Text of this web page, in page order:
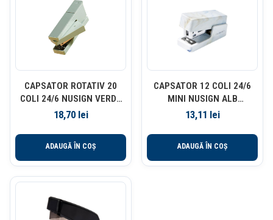
CAPSATOR ROTATIV 20
COLI 24/6 NUSIGN VERDE
DELI
18,70 lei
ADAUGĂ ÎN COȘ
CAPSATOR 12 COLI 24/6
MINI NUSIGN ALB
MARMORAT DELI
13,11 lei
ADAUGĂ ÎN COȘ